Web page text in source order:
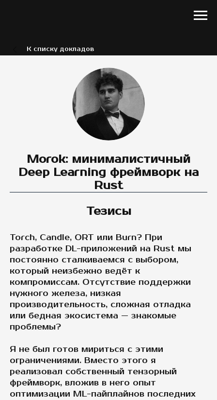
К списку докладов
Morok: минималистичный
Deep Learning фреймворк на
Rust
Тезисы
Torch, Candle, ORT или Burn? При
разработке DL-приложений на Rust мы
постоянно сталкиваемся с выбором,
который неизбежно ведёт к
компромиссам. Отсутствие поддержки
нужного железа, низкая
производительность, сложная отладка
или бедная экосистема — знакомые
проблемы?
Я не был готов мириться с этими
ограничениями. Вместо этого я
реализовал собственный тензорный
фреймворк, вложив в него опыт
оптимизации ML-пайплайнов последних